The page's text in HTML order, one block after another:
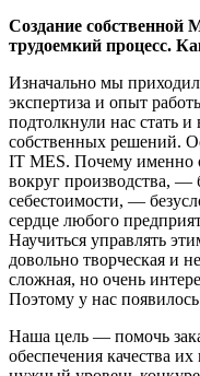
Создание собственной
трудоемкий процесс.
Изначально мы
экспертиза и опыт
подтолкнули нас стать
собственных решений.
IT MES. Почему именно
вокруг производства, —
себестоимости, —
сердце любого
Научиться управлять
довольно творческая и
сложная, но очень
Поэтому у нас
Наша цель — помочь
обеспечения качества